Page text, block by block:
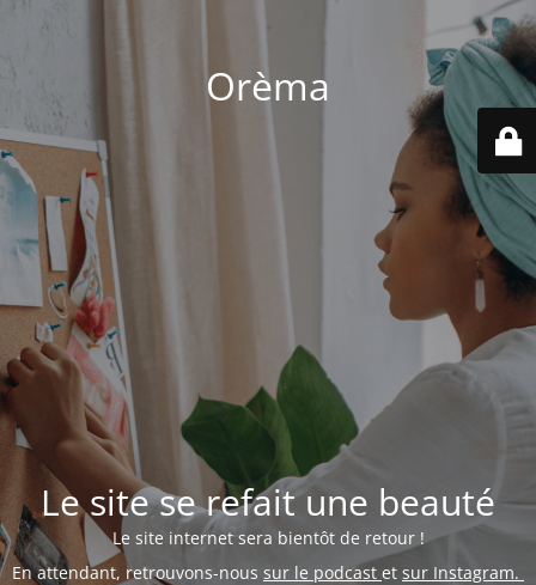
Orèma
Le site se refait une beauté
Le site internet sera bientôt de retour !
En attendant, retrouvons-nous sur le podcast et sur Instagram.